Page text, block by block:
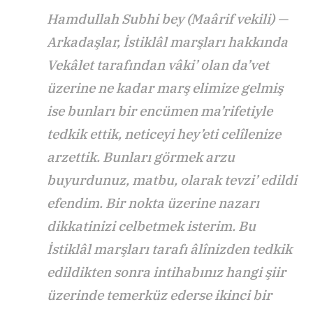
Hamdullah Subhi bey (Maârif vekili) —
Arkadaşlar, İstiklâl marşları hakkında
Vekâlet tarafından vâki’ olan da’vet
üzerine ne kadar marş elimize gelmiş
ise bunları bir encümen ma’rifetiyle
tedkik ettik, neticeyi hey’eti celîlenize
arzettik. Bunları görmek arzu
buyurdunuz, matbu, olarak tevzi’ edildi
efendim. Bir nokta üzerine nazarı
dikkatinizi celbetmek isterim. Bu
İstiklâl marşları tarafı âlînizden tedkik
edildikten sonra intihabınız hangi şiir
üzerinde temerküz ederse ikinci bir